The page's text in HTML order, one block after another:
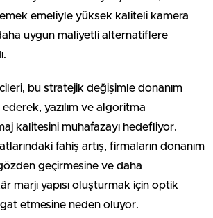
emeliyle yüksek kaliteli kamera
uygun maliyetli alternatiflere
bu stratejik değişimle donanım
yazılım ve algoritma
kalitesini muhafazayı hedefliyor.
fahiş artış, firmaların donanım
geçirmesine ve daha
marjı yapısı oluşturmak için optik
etmesine neden oluyor.